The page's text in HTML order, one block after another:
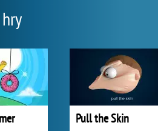
Pull the Skin